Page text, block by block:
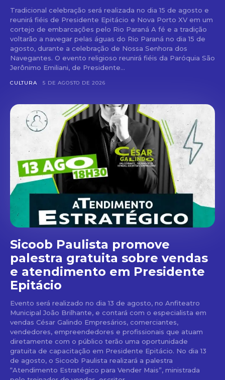
Tradicional celebração será realizada no dia 15 de agosto e
reunirá fiéis de Presidente Epitácio e Nova Porto XV em um
cortejo de embarcações pelo Rio Paraná A fé e a tradição
voltarão a navegar pelas águas do Rio Paraná no dia 15 de
agosto, durante a celebração de Nossa Senhora dos
Navegantes. O evento religioso reunirá fiéis da Paróquia São
Jerônimo Emiliani, de Presidente...
CULTURA 5 DE AGOSTO DE 2026
Sicoob Paulista promove
palestra gratuita sobre vendas
e atendimento em Presidente
Epitácio
Evento será realizado no dia 13 de agosto, no Anfiteatro
Municipal João Brilhante, e contará com o especialista em
vendas César Galindo Empresários, comerciantes,
vendedores, empreendedores e profissionais que atuam
diretamente com o público terão uma oportunidade
gratuita de capacitação em Presidente Epitácio. No dia 13
de agosto, o Sicoob Paulista realizará a palestra
“Atendimento Estratégico para Vender Mais”, ministrada